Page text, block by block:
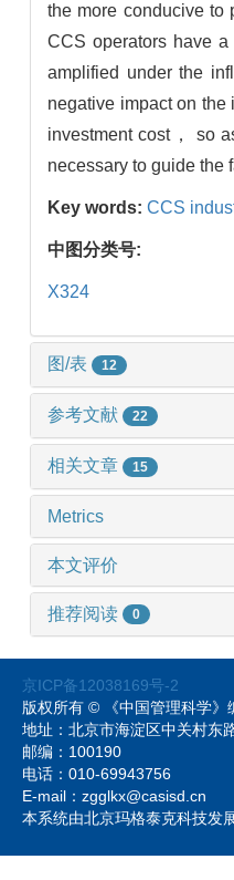
the more conducive to
CCS operators have
amplified under the
negative impact on
investment cost， so
necessary to guide the
Key words: CCS
中图分类号:
X324
图/表 12
参考文献 22
相关文章 15
Metrics
本文评价
推荐阅读 0
京ICP备12038169号-2
版权所有 © 《中国管理科学》
地址：北京市海淀区中关村
邮编：100190
电话：010-69943756
E-mail：zgglkx@casisd.cn
本系统由北京玛格泰克科技发